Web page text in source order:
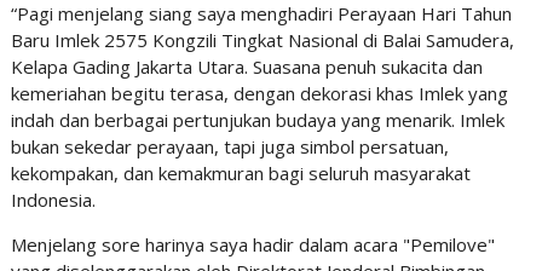
“Pagi menjelang siang saya menghadiri Perayaan Hari Tahun
Baru Imlek 2575 Kongzili Tingkat Nasional di Balai Samudera,
Kelapa Gading Jakarta Utara. Suasana penuh sukacita dan
kemeriahan begitu terasa, dengan dekorasi khas Imlek yang
indah dan berbagai pertunjukan budaya yang menarik. Imlek
bukan sekedar perayaan, tapi juga simbol persatuan,
kekompakan, dan kemakmuran bagi seluruh masyarakat
Indonesia.
Menjelang sore harinya saya hadir dalam acara "Pemilove"